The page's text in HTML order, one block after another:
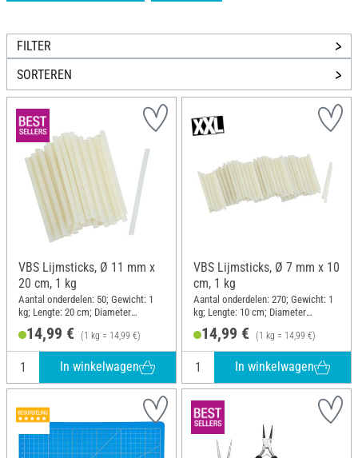
FILTER
SORTEREN
VBS Lijmsticks, Ø 11 mm x
20 cm, 1 kg
Aantal onderdelen: 50; Gewicht: 1
kg; Lengte: 20 cm; Diameter
14,99 € (1 kg = 14,99 €)
In winkelwagen
VBS Lijmsticks, Ø 7 mm x 10
cm, 1 kg
Aantal onderdelen: 270; Gewicht: 1
kg; Lengte: 10 cm; Diameter
14,99 € (1 kg = 14,99 €)
In winkelwagen